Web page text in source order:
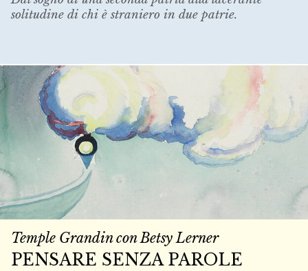
solitudine di chi è straniero in due patrie.
Temple Grandin con Betsy Lerner
PENSARE SENZA PAROLE